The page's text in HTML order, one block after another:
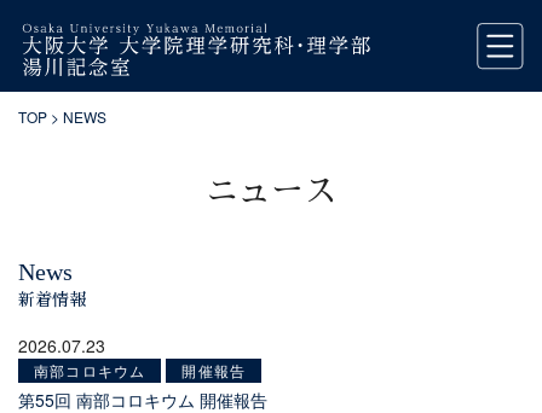
TOP > NEWS
ニュース
News
新着情報
2026.07.23
南部コロキウム 開催報告
第55回 南部コロキウム 開催報告